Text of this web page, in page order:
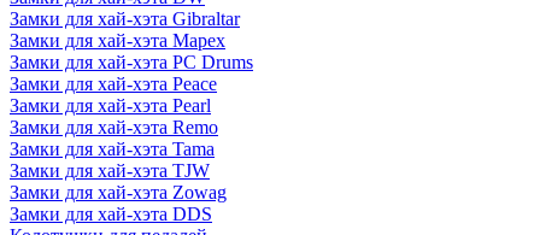
Замки для хай-хэта Gibraltar
Замки для хай-хэта Mapex
Замки для хай-хэта PC Drums
Замки для хай-хэта Peace
Замки для хай-хэта Pearl
Замки для хай-хэта Remo
Замки для хай-хэта Tama
Замки для хай-хэта TJW
Замки для хай-хэта Zowag
Замки для хай-хэта DDS